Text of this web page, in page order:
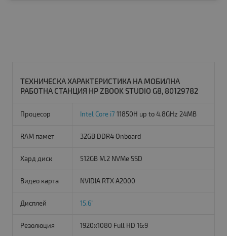
ТЕХНИЧЕСКА ХАРАКТЕРИСТИКА НА МОБИЛНА
РАБОТНА СТАНЦИЯ HP ZBOOK STUDIO G8, 80129782
Процесор Intel Core i7 11850H up to 4.8GHz 24MB
RAM памет 32GB DDR4 Onboard
Хард диск 512GB M.2 NVMe SSD
Видео карта NVIDIA RTX A2000
Дисплей 15.6"
Резолюция 1920x1080 Full HD 16:9